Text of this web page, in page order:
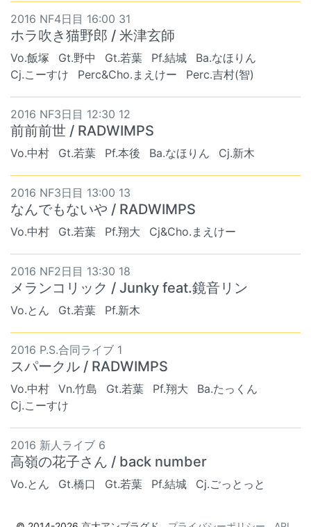
2016 NF4日目 16:00 31
ホラ吹き猫野郎 / 米津玄師
Vo.飯塚 Gt.野中 Gt.若葉 Pf.結城
Ba.なほりん
Cj.こーすけ
Perc&Cho.まえけー Perc.吉村(智)
2016 NF3日目 12:30 12
前前前世 / RADWIMPS
Vo.中村 Gt.若葉 Pf.本後 Ba.なほりん Cj.新木
2016 NF3日目 13:00 13
なんでもないや / RADWIMPS
Vo.中村 Gt.若葉 Pf.翔大 Cj&Cho.まえけー
2016 NF2日目 13:30 18
メランコリック / Junky feat.鏡音リン
Vo.とん Gt.若葉 Pf.新木
2016 P.S.合同ライブ 1
スパークル / RADWIMPS
Vo.中村 Vn.竹島 Gt.若葉 Pf.翔大
Ba.たっくん
Cj.こーすけ
2016 新人ライブ 6
高嶺の花子さん / back number
Vo.とん Gt.橋口 Gt.若葉 Pf.結城 Cj.ごっとっと